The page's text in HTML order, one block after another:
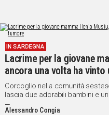
IN SARDEGNA
Lacrime per la giovane
ancora una volta ha
Cordoglio nella comunità
lascia due adorabili bambini e
Alessandro Congia